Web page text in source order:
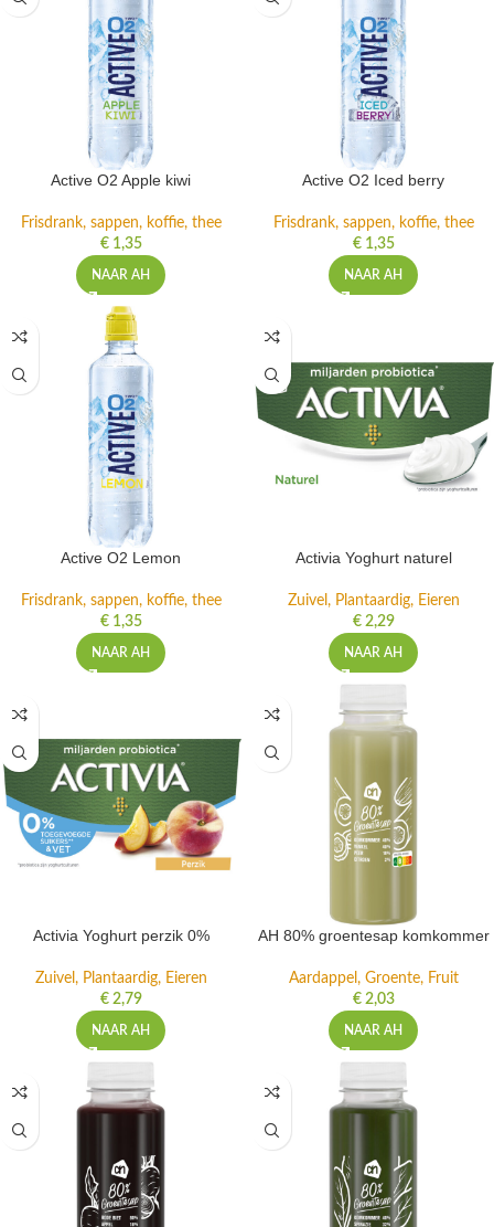
Active O2 Apple kiwi
Frisdrank, sappen, koffie, thee
€1,35
NAAR AH
Active O2 Iced berry
Frisdrank, sappen, koffie, thee
€1,35
NAAR AH
Active O2 Lemon
Frisdrank, sappen, koffie, thee
€1,35
NAAR AH
Activia Yoghurt naturel
Zuivel, Plantaardig, Eieren
€2,29
NAAR AH
Activia Yoghurt perzik 0%
Zuivel, Plantaardig, Eieren
€2,79
NAAR AH
AH 80% groentesap komkommer
Aardappel, Groente, Fruit
€2,03
NAAR AH